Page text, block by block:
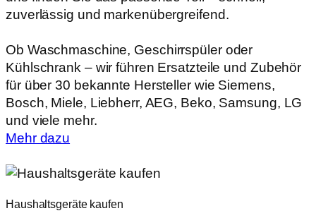
zuverlässig und markenübergreifend.
Ob Waschmaschine, Geschirrspüler oder
Kühlschrank – wir führen Ersatzteile und Zubehör
für über 30 bekannte Hersteller wie Siemens,
Bosch, Miele, Liebherr, AEG, Beko, Samsung, LG
und viele mehr.
Mehr dazu
Haushaltsgeräte kaufen